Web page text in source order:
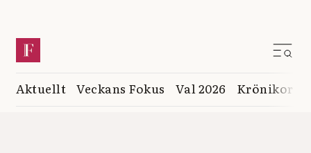
Aktuellt Veckans Fokus Val 2026 Krönikor